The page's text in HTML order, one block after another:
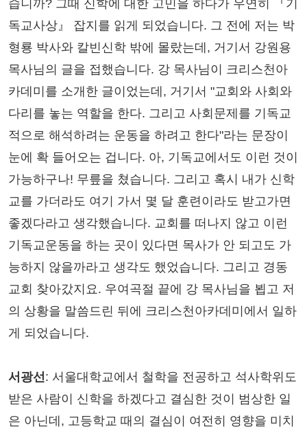
습니까? 그때 신학에 대한 고민을 하다가 우연히 『기
독교사상』 잡지를 읽게 되었습니다. 그 전에 저는 박
형룡 박사와 칼빈신학 밖에 몰랐는데, 거기서 강원용
목사님의 글을 접했습니다. 강 목사님이 크리스천아
카데미를 소개한 글이었는데, 거기서 "교회와 사회와
다리를 놓는 역할을 한다. 그리고 사회문제를 기독교
적으로 해석하려는 운동을 하려고 한다"라는 문장이
눈에 확 들어오는 겁니다. 아, 기독교에서도 이런 것이
가능하구나! 무릎을 쳤습니다. 그리고 혹시 내가 신학
교를 가더라도 여기 가서 몇 달 훈련이라도 받고가면
좋겠다라고 생각했습니다. 교회를 떠나지 않고 이런
기독교운동을 하는 곳이 있다면 목사가 안 되고도 가
능하지 않을까라고 생각도 했었습니다. 그리고 경동
교회 찾아갔지요. 우여곡절 끝에 강 목사님을 뵙고 저
의 상황을 말씀드린 뒤에 크리스천아카데미에서 일하
게 되었습니다.
서광선: 서울대학교에서 철학을 전공하고 석사학위도
받은 사람이 신학을 하겠다고 결심한 것이 범상한 일
은 아닌데, 고등학교 때의 결심이 여전히 영향을 미치